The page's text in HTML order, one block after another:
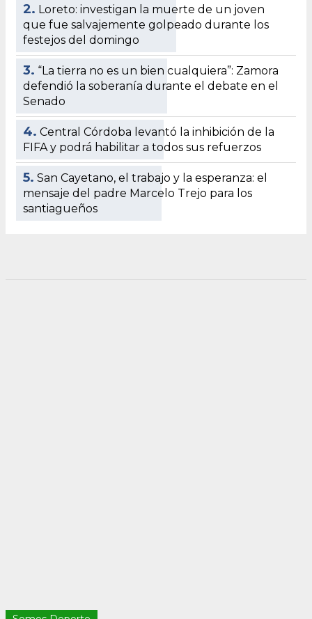
2. Loreto: investigan la muerte de un joven
que fue salvajemente golpeado durante los
festejos del domingo
3. “La tierra no es un bien cualquiera”: Zamora
defendió la soberanía durante el debate en el
Senado
4. Central Córdoba levantó la inhibición de la
FIFA y podrá habilitar a todos sus refuerzos
5. San Cayetano, el trabajo y la esperanza: el
mensaje del padre Marcelo Trejo para los
santiagueños